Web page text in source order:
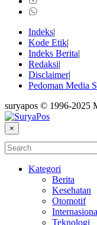
Indeks
Kode Etik
Indeks Berita
Redaksi
Disclaimer
Pedoman Media
suryapos © 1996-2025
×
Kategori
Berita
Kesehatan
Otomotif
Teknologi